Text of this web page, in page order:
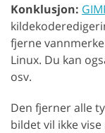
Konklusjon:
fjerne
Linux. Du kan
osv.
Den fjerner alle
bildet vil ikke